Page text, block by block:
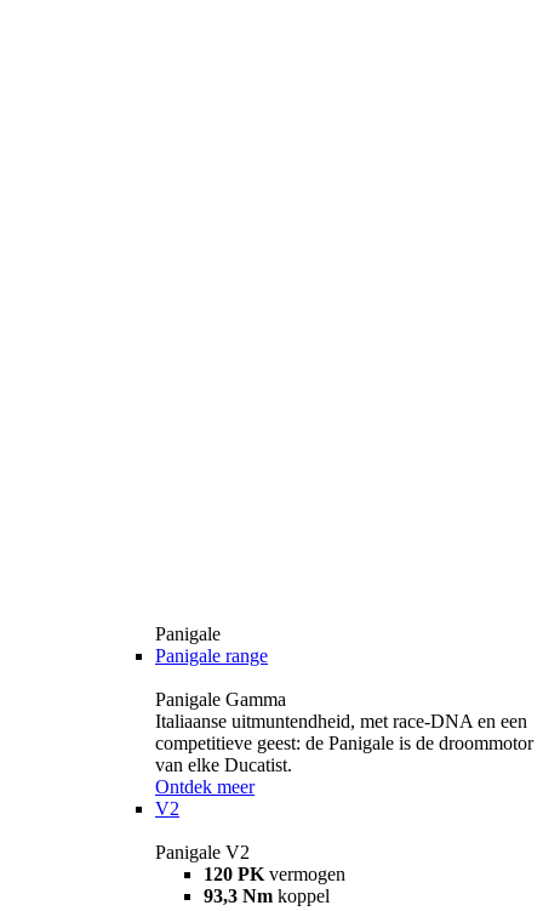
Panigale
Panigale range
Panigale Gamma
Italiaanse uitmuntendheid, met race-DNA en een
competitieve geest: de Panigale is de droommotor
van elke Ducatist.
Ontdek meer
V2
Panigale V2
120 PK vermogen
93,3 Nm koppel